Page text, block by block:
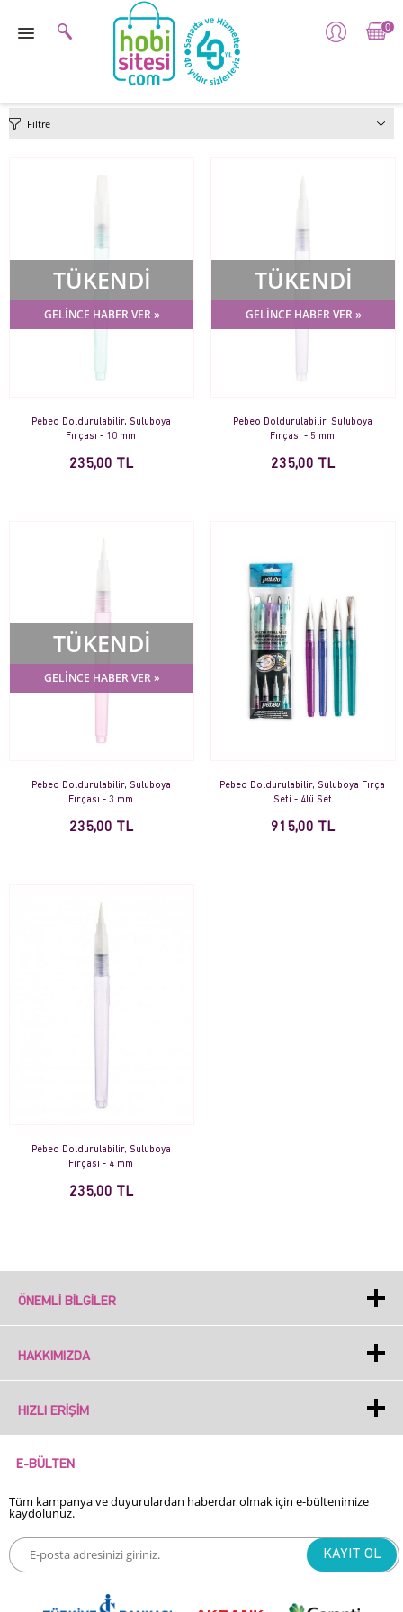
0
Filtre
TÜKENDİ
GELİNCE HABER VER »
Pebeo Doldurulabilir, Suluboya
Fırçası - 10 mm
235,00 TL
TÜKENDİ
GELİNCE HABER VER »
Pebeo Doldurulabilir, Suluboya
Fırçası - 5 mm
235,00 TL
TÜKENDİ
GELİNCE HABER VER »
Pebeo Doldurulabilir, Suluboya
Fırçası - 3 mm
235,00 TL
Pebeo Doldurulabilir, Suluboya Fırça
Seti - 4lü Set
915,00 TL
Pebeo Doldurulabilir, Suluboya
Fırçası - 4 mm
235,00 TL
ÖNEMLI BILGILER
HAKKIMIZDA
HIZLI ERIŞIM
E-BÜLTEN
Tüm kampanya ve duyurulardan haberdar olmak için e-bültenimize
kaydolunuz.